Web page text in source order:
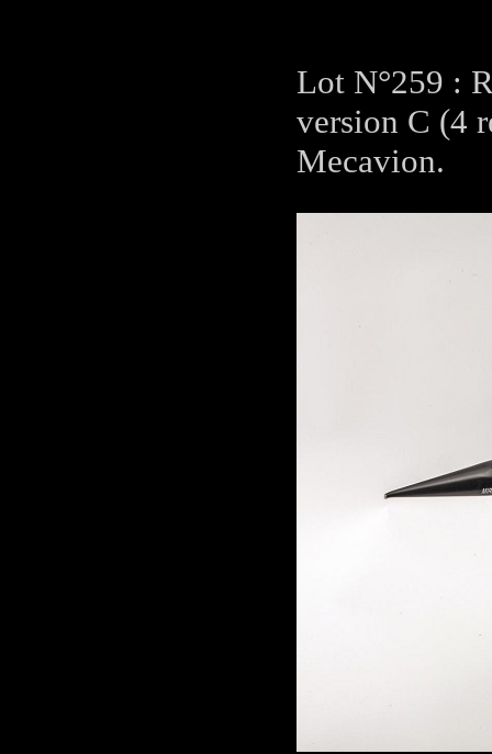
Lot N°259 :
version C (4
Mecavion.